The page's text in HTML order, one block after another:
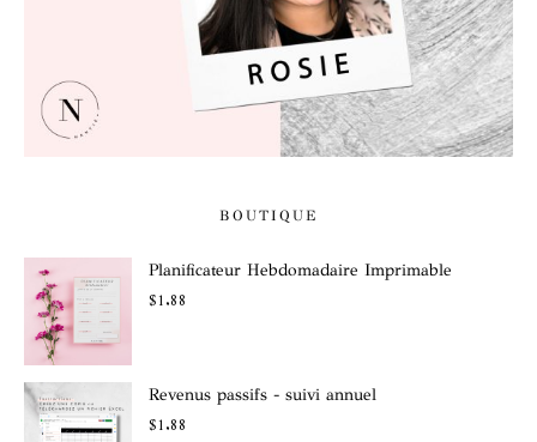
BOUTIQUE
Planificateur Hebdomadaire Imprimable
$1.88
Revenus passifs - suivi annuel
$1.88